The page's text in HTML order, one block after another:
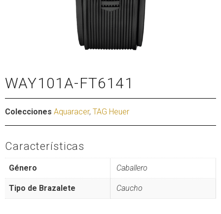
WAY101A-FT6141
Colecciones Aquaracer, TAG Heuer
Características
Género Caballero
Tipo de Brazalete Caucho